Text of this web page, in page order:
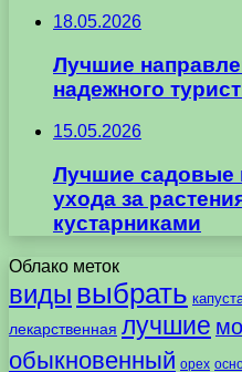
18.05.2026
Лучшие
надежного
15.05.2026
Лучшие садовые
ухода за
кустарниками
Облако меток
виды выбрать
лекарственная лучшие
обыкновенный орех